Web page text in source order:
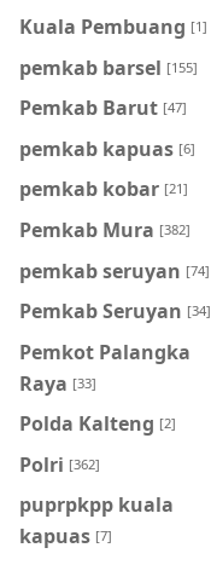
Kuala Pembuang [1]
pemkab barsel [155]
Pemkab Barut [47]
pemkab kapuas [6]
pemkab kobar [21]
Pemkab Mura [382]
pemkab seruyan [74]
Pemkab Seruyan [34]
Pemkot Palangka
Raya [33]
Polda Kalteng [2]
Polri [362]
puprpkpp kuala
kapuas [7]